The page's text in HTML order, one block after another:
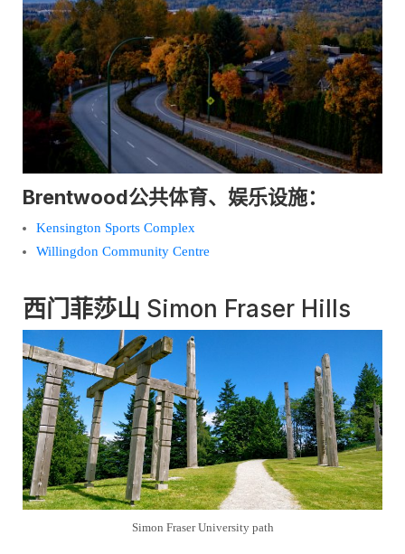
Brentwood公共体育、娱乐设施：
Kensington Sports Complex
Willingdon Community Centre
西门菲莎山 Simon Fraser Hills
Simon Fraser University path